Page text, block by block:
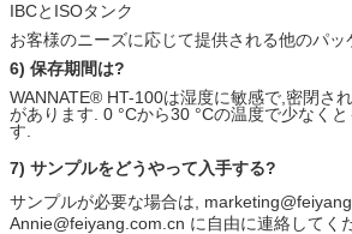
IBCとISOタンク
お客様のニーズに応じて提供される他のパッ
6) 保存期間は?
WANNATE® HT-100は湿度に敏感で,密閉さ
があります. 0 °Cから30 °Cの温度で少なく
す.
7) サンプルをどうやって入手する?
サンプルが必要な場合は,
Annie@feiyang.com.cn に自由に連絡してく